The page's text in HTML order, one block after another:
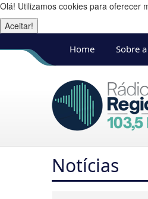
Olá! Utilizamos cookies para oferecer
Aceitar!
Home
Sobre
Notícias